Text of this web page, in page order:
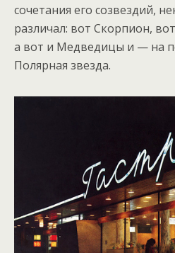
сочетания его созвездий,
различал: вот Скорпион,
а вот и Медведицы и — на
Полярная звезда.